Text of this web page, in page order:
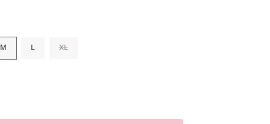
M L XL